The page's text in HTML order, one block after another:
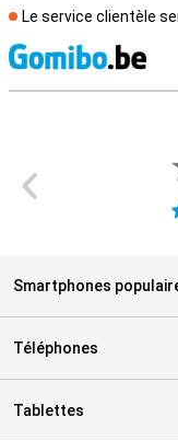
Le service clientèle
Smartphones
Téléphones
Tablettes